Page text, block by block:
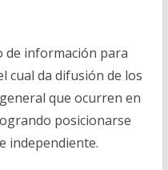
de información para
cual da difusión de los
que ocurren en
posicionarse
independiente.